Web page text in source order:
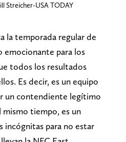
Streicher-USA TODAY
la temporada regular de
emocionante para los
todos los resultados
Es decir, es un equipo
un contendiente legítimo
mismo tiempo, es un
incógnitas para no estar